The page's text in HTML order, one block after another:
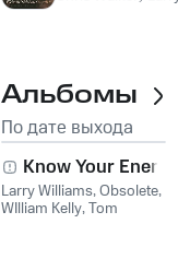
Альбомы
По дате выхода
Know Your Enemy
Larry Williams,Obsolete,
WIlliam Kelly,Tom